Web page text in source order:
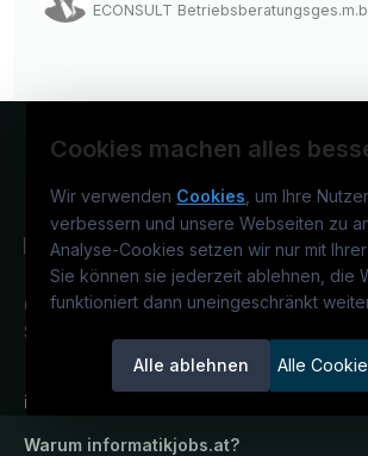
ECONSULT
Cookies machen alles
Wir verwenden Cookies , um Ihre
verbessern und unsere Webseiten zu
Analyse-Cookies setzen wir nur mit
Sie können sie jederzeit ablehnen, die
funktioniert dann uneingeschränkt
Alle ablehnen Alle
Österreichs IT-Karriereportal.Ein
Service der candidatis GmbH.
informatikjobs.at
Warum informatikjobs.at?